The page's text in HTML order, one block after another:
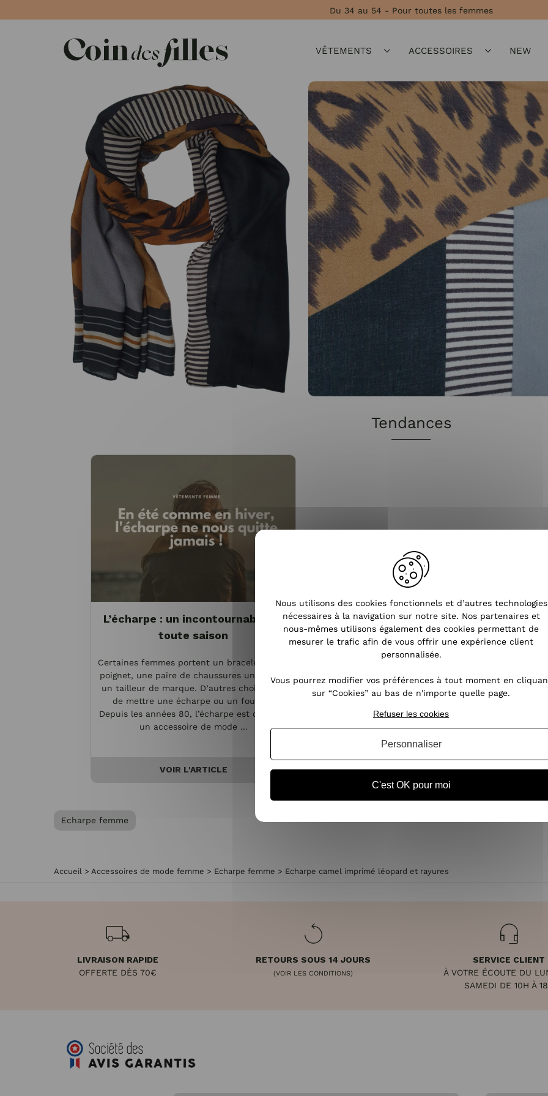
Du 34 au 54 - Pour toutes les femmes
VÊTEMENTS ACCESSOIRES NEW
Tendances
L’écharpe : un incontournable en
toute saison
Certaines femmes portent un bracelet à leur
poignet, une paire de chaussures unique ou
un tailleur de marque. D’autres choisissent
de mettre une écharpe ou un foulard.
Depuis les années 80, l’écharpe est devenue
un accessoire de mode ...
VOIR L'ARTICLE
Echarpe femme
Accueil > Accessoires de mode femme > Echarpe femme > Echarpe camel imprimé léopard et rayures
LIVRAISON RAPIDE
OFFERTE DÈS 70€
RETOURS SOUS 14 JOURS
(VOIR LES CONDITIONS)
SERVICE CLIENT
À VOTRE ÉCOUTE DU
SAMEDI DE 10H À
Nous utilisons des cookies fonctionnels et d’autres technologies
nécessaires à la navigation sur notre site. Nos partenaires et
nous-mêmes utilisons également des cookies permettant de
mesurer le trafic afin de vous offrir une expérience client
personnalisée.
Vous pourrez modifier vos préférences à tout moment en
sur “Cookies” au bas de n'importe quelle page.
C'est OK pour moi
Refuser les cookies
Personnaliser